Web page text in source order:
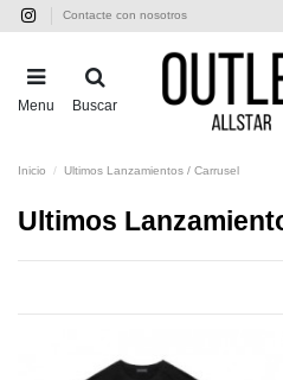
Contacte con nosotros
Menu Buscar
Inicio Ultimos Lanzamientos / Carrusel
Ultimos